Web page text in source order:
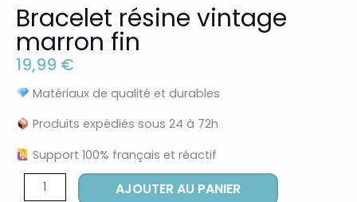
Bracelet résine vintage
marron fin
19,99 €
Matériaux de qualité et durables
Produits expédiés sous 24 à 72h
Support 100% français et réactif
AJOUTER AU PANIER